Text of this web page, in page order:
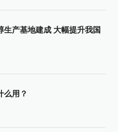
产基地建成 大幅提升我国
么用？